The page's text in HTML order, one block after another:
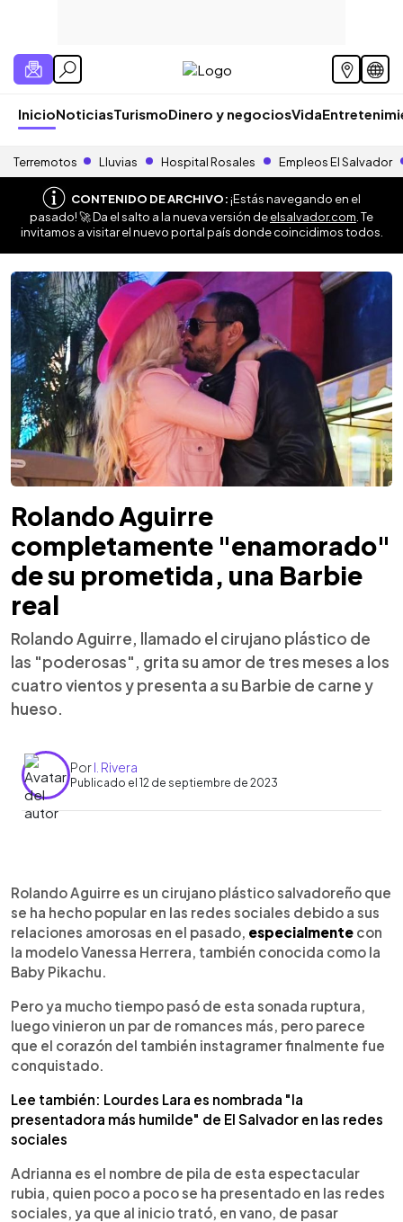
InicioNoticiasTurismoDinero y negociosVida
Terremotos Lluvias Hospital Rosales Empleos El Salvador
CONTENIDO DE ARCHIVO:¡Estás navegando en el
pasado! 🚀 Da el salto a la nueva versión deelsalvador.com . Te
invitamos a visitar el nuevo portal país donde coincidimos todos.
Rolando Aguirre
completamente "enamorado"
de su prometida, una Barbie
real
Rolando Aguirre, llamado el cirujano plástico de
las "poderosas", grita su amor de tres meses a los
cuatro vientos y presenta a su Barbie de carne y
hueso.
PorI. Rivera
Publicado el 12 de septiembre de 2023
► Escuchar artículo
Rolando Aguirre es un cirujano plástico salvadoreño que
se ha hecho popular en las redes sociales debido a sus
relaciones amorosas en el pasado, especialmente con
la modelo Vanessa Herrera, también conocida como la
Baby Pikachu.
Pero ya mucho tiempo pasó de esta sonada ruptura,
luego vinieron un par de romances más, pero parece
que el corazón del también instagramer finalmente fue
conquistado.
Lee también: Lourdes Lara es nombrada "la
presentadora más humilde" de El Salvador en las redes
sociales
Adrianna es el nombre de pila de esta espectacular
rubia, quien poco a poco se ha presentado en las redes
sociales, ya que al inicio trató, en vano, de pasar